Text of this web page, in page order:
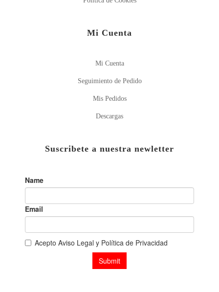
Mi Cuenta
Mi Cuenta
Seguimiento de Pedido
Mis Pedidos
Descargas
Suscribete a nuestra newletter